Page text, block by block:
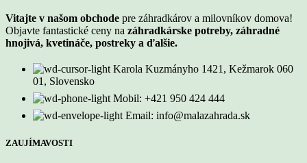
Vitajte v našom obchode pre záhradkárov a milovníkov domova!
Objavte fantastické ceny na záhradkárske potreby, záhradné
hnojivá, kvetináče, postreky a ďalšie.
Karola Kuzmányho 1421, Kežmarok 060
01, Slovensko
Mobil: +421 950 424 444
Email: info@malazahrada.sk
ZAUJÍMAVOSTI